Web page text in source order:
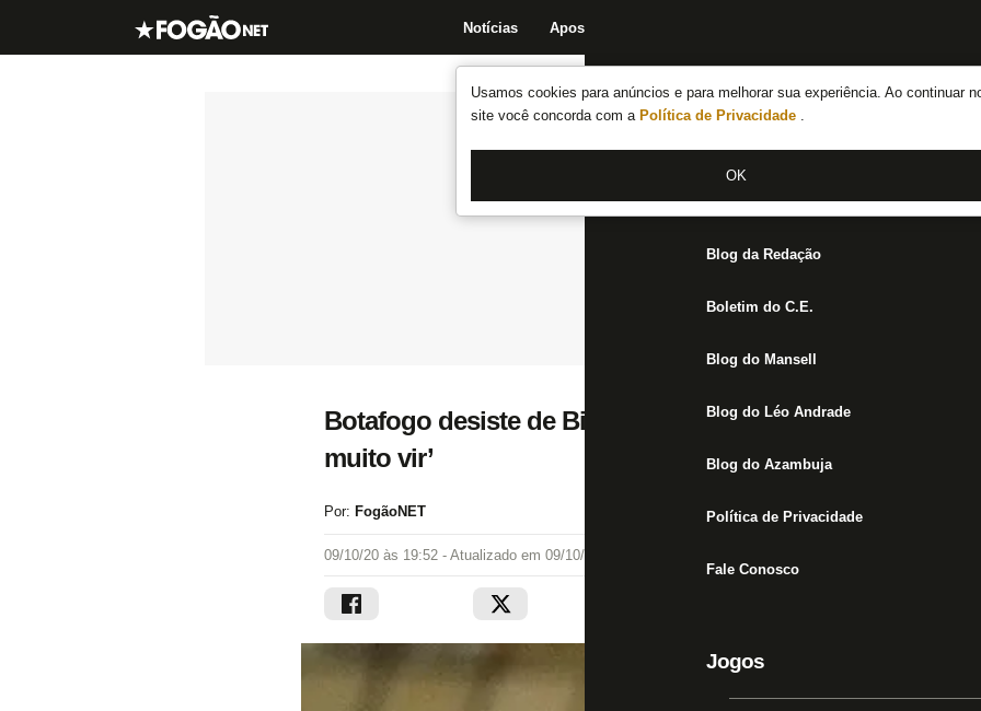
Usamos cookies para anúncios e para melhorar sua experiência. Ao continuar
site você concorda com a Política de Privacidade .
OK
Notícias Apostas
Notícias do Botafogo
Fórum
Jogos
Blog da Redação
Boletim do C.E.
Blog do Mansell
Blog do Léo Andrade
Blog do Azambuja
Política de Privacidade
Fale Conosco
Jogos
Botafogo desiste de Bismark e prioriza Ronald, confirma
muito vir’
Por: FogãoNET
09/10/20 às 19:52 - Atualizado em 09/10/20 às 20:15